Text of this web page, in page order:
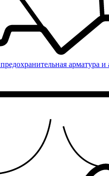
арматура и